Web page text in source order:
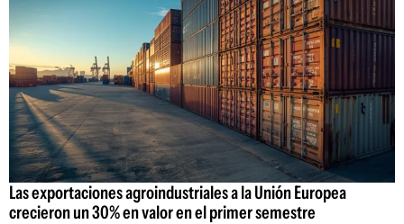
Las exportaciones agroindustriales a la Unión Europea
crecieron un 30% en valor en el primer semestre